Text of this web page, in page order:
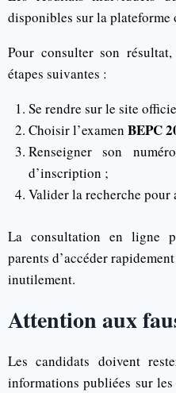
disponibles sur la plateforme
Pour consulter son
étapes suivantes :
Se rendre sur le site
Choisir l’examen BEPC
Renseigner son
d’inscription ;
Valider la recherche pour
La consultation en ligne
parents d’accéder
inutilement.
Attention aux
Les candidats doivent
informations publiées sur